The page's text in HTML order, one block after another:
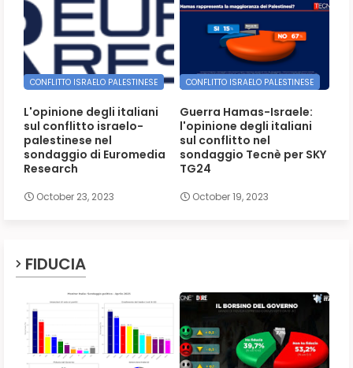
CONFLITTO ISRAELO PALESTINESE
L'opinione degli italiani
sul conflitto israelo-
palestinese nel
sondaggio di Euromedia
Research
October 23, 2023
CONFLITTO ISRAELO PALESTINESE
Guerra Hamas-Israele:
l'opinione degli italiani
sul conflitto nel
sondaggio Tecnè per SKY
TG24
October 19, 2023
FIDUCIA